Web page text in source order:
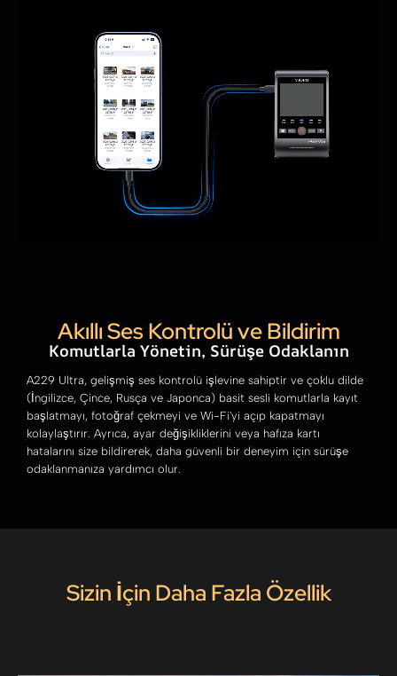
Akıllı Ses Kontrolü ve Bildirim
Komutlarla Yönetin, Sürüşe Odaklanın
A229 Ultra, gelişmiş ses kontrolü işlevine sahiptir ve çoklu dilde
(İngilizce, Çince, Rusça ve Japonca) basit sesli komutlarla kayıt
başlatmayı, fotoğraf çekmeyi ve Wi-Fi'yi açıp kapatmayı
kolaylaştırır. Ayrıca, ayar değişikliklerini veya hafıza kartı
hatalarını size bildirerek, daha güvenli bir deneyim için sürüşe
odaklanmanıza yardımcı olur.
Sizin İçin Daha Fazla Özellik